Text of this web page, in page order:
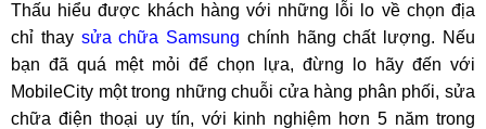
Thấu hiểu được khách hàng với những lỗi lo về chọn địa
chỉ thay sửa chữa Samsung chính hãng chất lượng. Nếu
bạn đã quá mệt mỏi để chọn lựa, đừng lo hãy đến với
MobileCity một trong những chuỗi cửa hàng phân phối, sửa
chữa điện thoại uy tín, với kinh nghiệm hơn 5 năm trong